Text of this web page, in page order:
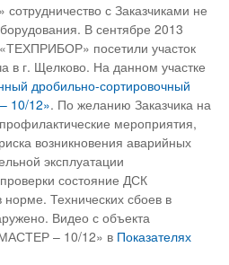
с Заказчиками не
В сентябре 2013
посетили участок
в г. Щелково. На данном участке
дробильно-сортировочный
10/12». По желанию Заказчика на
мероприятия,
возникновения аварийных
эксплуатации
состояние ДСК
Технических сбоев в
Видео с объекта
– 10/12» в Показателях